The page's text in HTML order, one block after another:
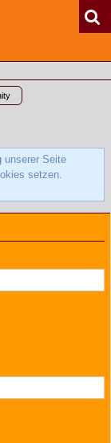
unserer Seite
setzen.